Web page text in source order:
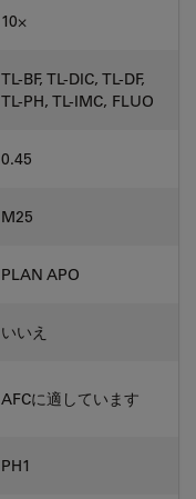
10⨉
TL-BF, TL-DIC, TL-DF,
TL-PH, TL-IMC, FLUO
0.45
M25
PLAN APO
いいえ
AFCに適しています
PH1